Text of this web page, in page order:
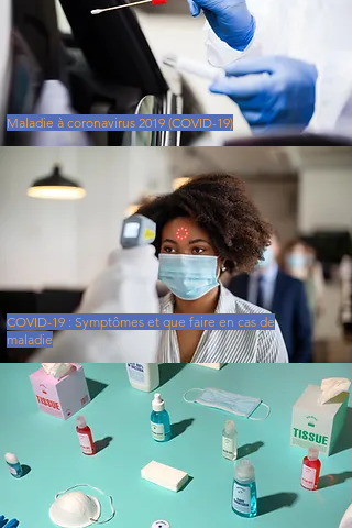
Maladie à coronavirus 2019 (COVID-19)
COVID-19 : Symptômes et que faire en cas de
maladie